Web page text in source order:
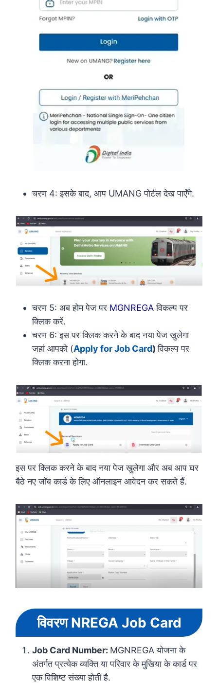
चरण 4: इसके बाद, आप UMANG पोर्टल देख पाएँगे.
चरण 5: अब होम पेज पर MGNREGAविकल्प पर
क्लिक करें.
चरण 6: इस पर क्लिक करने के बाद नया पेज खुलेगा
जहां आपको (Apply for Job Card)विकल्प पर
क्लिक करना होगा.
इस पर क्लिक करने के बाद नया पेज खुलेगा और अब आप घर
बैठे नए जॉब कार्ड के लिए ऑनलाइन आवेदन कर सकते हैं.
विवरण NREGA Job Card
Job Card Number: MGNREGA योजना के
अंतर्गत प्रत्येक व्यक्ति या परिवार के मुखिया के कार्ड पर
एक विशिष्ट संख्या होती है.